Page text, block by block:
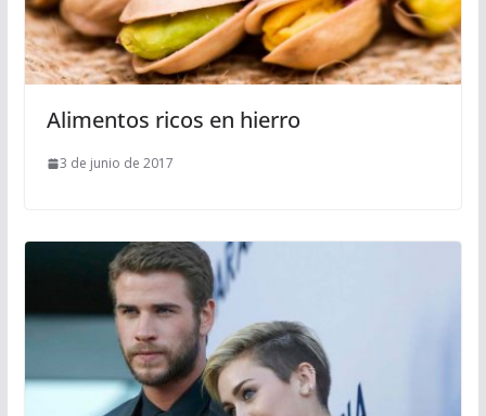
Alimentos ricos en hierro
3 de junio de 2017